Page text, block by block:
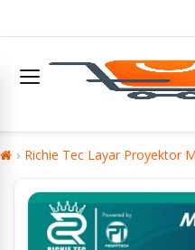
Richie Tec Layar Proyektor